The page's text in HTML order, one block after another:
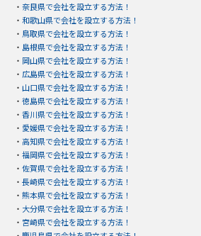
・ 奈良県で会社を設立する方法！
・ 和歌山県で会社を設立する方法！
・ 鳥取県で会社を設立する方法！
・ 島根県で会社を設立する方法！
・ 岡山県で会社を設立する方法！
・ 広島県で会社を設立する方法！
・ 山口県で会社を設立する方法！
・ 徳島県で会社を設立する方法！
・ 香川県で会社を設立する方法！
・ 愛媛県で会社を設立する方法！
・ 高知県で会社を設立する方法！
・ 福岡県で会社を設立する方法！
・ 佐賀県で会社を設立する方法！
・ 長崎県で会社を設立する方法！
・ 熊本県で会社を設立する方法！
・ 大分県で会社を設立する方法！
・ 宮崎県で会社を設立する方法！